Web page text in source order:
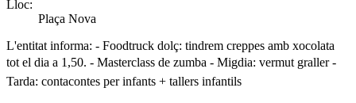
Lloc:
Plaça Nova
L'entitat informa: - Foodtruck dolç: tindrem creppes amb xocolata
tot el dia a 1,50. - Masterclass de zumba - Migdia: vermut graller -
Tarda: contacontes per infants + tallers infantils